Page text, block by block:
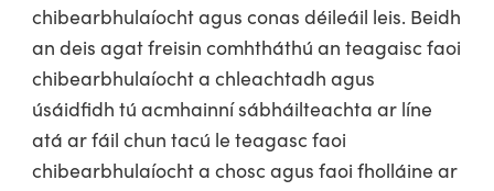
chibearbhulaíocht agus conas déileáil leis. Beidh
an deis agat freisin comhtháthú an teagaisc faoi
chibearbhulaíocht a chleachtadh agus
úsáidfidh tú acmhainní sábháilteachta ar líne
atá ar fáil chun tacú le teagasc faoi
chibearbhulaíocht a chosc agus faoi fholláine ar